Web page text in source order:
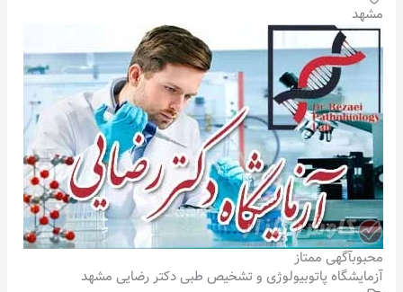
مشهد
محبوبآگهی ممتاز
آزمایشگاه پاتوبیولوژی و تشخیص طبی دکتر رضایی مشهد